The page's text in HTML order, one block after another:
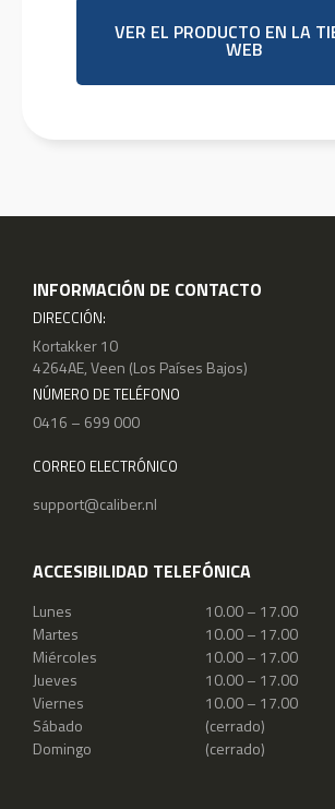
VER EL PRODUCTO EN LA
WEB
INFORMACIÓN DE CONTACTO
DIRECCIÓN:
Kortakker 10
4264AE, Veen (Los Países Bajos)
NÚMERO DE TELÉFONO
0416 – 699 000
CORREO ELECTRÓNICO
support@caliber.nl
ACCESIBILIDAD TELEFÓNICA
Lunes
10.00 – 17.00
Martes
10.00 – 17.00
Miércoles
10.00 – 17.00
Jueves
10.00 – 17.00
Viernes
10.00 – 17.00
Sábado
(cerrado)
Domingo
(cerrado)